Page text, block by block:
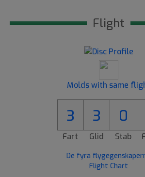
Flight
Molds with same
3 3 0
Fart Glid Stab
De fyra
Flight Chart